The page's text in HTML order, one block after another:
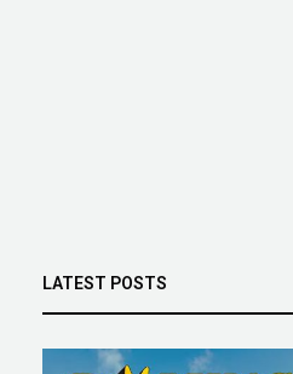
LATEST POSTS